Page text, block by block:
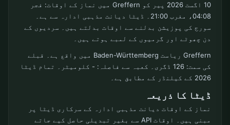
10 اگست 2026 پیر کو Greffern میں نماز کے اوقات: فجر
04:08، مغرب 21:00۔ ڈیٹا دیانت مذہبی ادارہ سے ہے۔
سورج کی پوزیشن بدلنے سے اوقات بدلتے ہیں۔ سردیوں کے
دن چھوٹے اور گرمیوں کے لمبے ہوتے ہیں۔
Greffern ریاست Baden-Württemberg میں واقع ہے۔ قبلے
کی سمت: 126 ڈگری۔ کعبہ سے فاصلہ: - کلومیٹر۔ تمام ڈیٹا
2026 کے کیلنڈر کے مطابق ہے۔
ڈیٹا کا ذریعہ
نماز کے اوقات دیانت مذہبی ادارہ کے سرکاری ڈیٹا پر
مبنی ہیں۔ اوقات API سے بغیر تبدیلی حاصل کیے جاتے